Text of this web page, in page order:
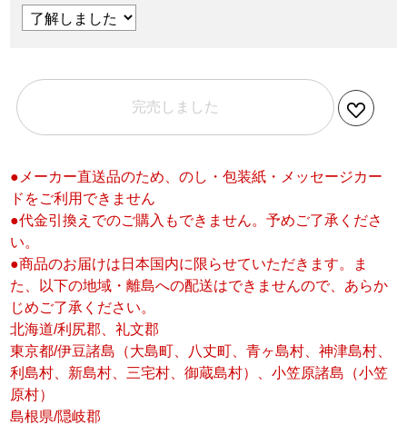
完売しました
●メーカー直送品のため、のし・包装紙・メッセージカー
ドをご利用できません
●代金引換えでのご購入もできません。予めご了承くださ
い。
●商品のお届けは日本国内に限らせていただきます。ま
た、以下の地域・離島への配送はできませんので、あらか
じめご了承ください。
北海道/利尻郡、礼文郡
東京都/伊豆諸島（大島町、八丈町、青ヶ島村、神津島村、
利島村、新島村、三宅村、御蔵島村）、小笠原諸島（小笠
原村）
島根県/隠岐郡